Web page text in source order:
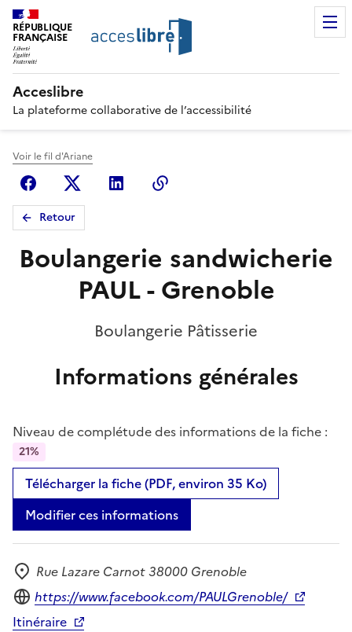
RÉPUBLIQUE
FRANÇAISE
Acceslibre
La plateforme collaborative de l’accessibilité
Voir le fil d'Ariane
FacebookX (anciennement Twitter)
Linkedin
Retour
Boulangerie sandwicherie
PAUL - Grenoble
Boulangerie Pâtisserie
Informations générales
Niveau de complétude des informations de la fiche :
21%
Télécharger la fiche (PDF, environ 35 Ko)
Modifier ces informations
Adresse
Rue Lazare Carnot 38000 Grenoble
Site internet
https://www.facebook.com/PAULGrenoble/
Itinéraire